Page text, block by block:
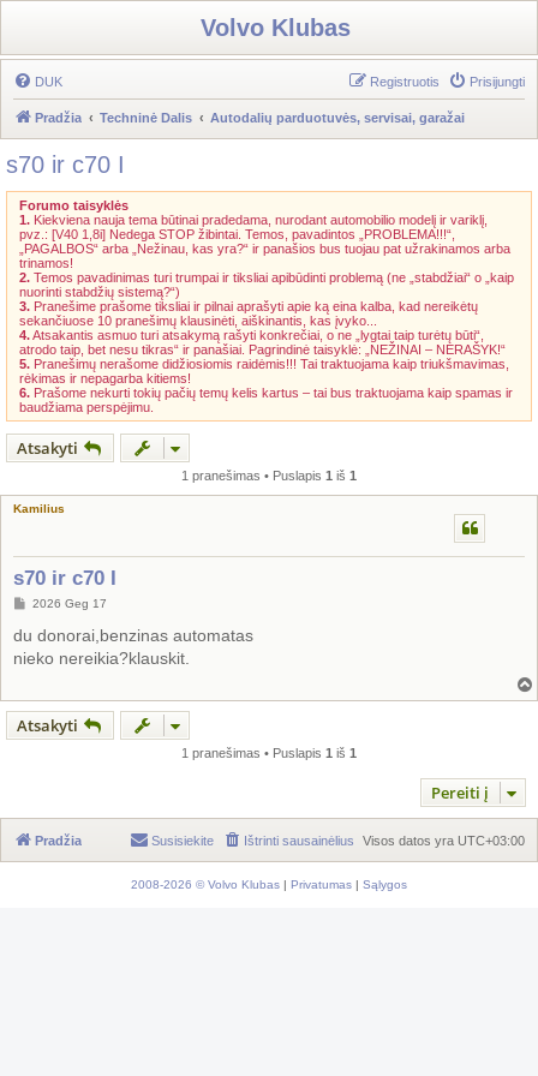
Volvo Klubas
DUK Prisijungti
Registruotis
Pradžia Techninė Dalis Autodalių parduotuvės, servisai, garažai
s70 ir c70 I
Forumo taisyklės
1. Kiekviena nauja tema būtinai pradedama, nurodant automobilio modelį ir variklį,
pvz.: [V40 1,8i] Nedega STOP žibintai. Temos, pavadintos „PROBLEMA!!!“,
„PAGALBOS“ arba „Nežinau, kas yra?“ ir panašios bus tuojau pat užrakinamos arba
trinamos!
2. Temos pavadinimas turi trumpai ir tiksliai apibūdinti problemą (ne „stabdžiai“ o „kaip
nuorinti stabdžių sistemą?“)
3. Pranešime prašome tiksliai ir pilnai aprašyti apie ką eina kalba, kad nereikėtų
sekančiuose 10 pranešimų klausinėti, aiškinantis, kas įvyko...
4.Atsakantis asmuo turi atsakymą rašyti konkrečiai, o ne „lygtai taip turėtų būti“,
atrodo taip, bet nesu tikras“ ir panašiai. Pagrindinė taisyklė: „NEŽINAI – NERAŠYK!“
5. Pranešimų nerašome didžiosiomis raidėmis!!! Tai traktuojama kaip triukšmavimas,
rėkimas ir nepagarba kitiems!
6. Prašome nekurti tokių pačių temų kelis kartus – tai bus traktuojama kaip spamas ir
baudžiama perspėjimu.
Atsakyti
1 pranešimas • Puslapis 1 iš 1
Kamilius
s70 ir c70 I
S
a
n
d
t
n
2026 Geg 17
du donorai,benzinas automatas
nieko nereikia?klauskit.
Atsakyti
1 pranešimas • Puslapis 1 iš 1
Pereiti į
Pradžia Visos datos yra UTC+03:00
Ištrinti sausainėlius
Susisiekite
2008-2026 © Volvo Klubas | Privatumas | Sąlygos